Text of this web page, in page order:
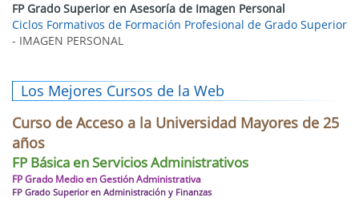
FP Grado Superior en Asesoría de Imagen Personal
Ciclos Formativos de Formación Profesional de Grado Superior
- IMAGEN PERSONAL
Los Mejores Cursos de la Web
Curso de Acceso a la Universidad Mayores de 25
años
FP Básica en Servicios Administrativos
FP Grado Medio en Gestión Administrativa
FP Grado Superior en Administración y Finanzas